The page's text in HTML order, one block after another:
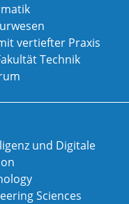
vertiefter Praxis
Technik
und Digitale
Sciences